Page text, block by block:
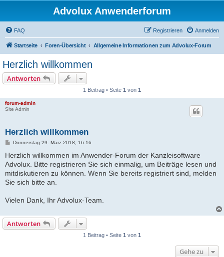
Advolux Anwenderforum
FAQ Anmelden
Registrieren
Startseite Foren-Übersicht Allgemeine Informationen zum Advolux-Forum
Herzlich willkommen
Antworten
1 Beitrag • Seite 1 von 1
forum-admin
Site Admin
Herzlich willkommen
B
i
r
a
Donnerstag 29. März 2018, 16:16
Herzlich willkommen im Anwender-Forum der Kanzleisoftware
Advolux. Bitte registrieren Sie sich einmalig, um Beiträge lesen und
mitdiskutieren zu können. Wenn Sie bereits registriert sind, melden
Sie sich bitte an.
Vielen Dank, Ihr Advolux-Team.
Antworten
1 Beitrag • Seite 1 von 1
Gehe zu